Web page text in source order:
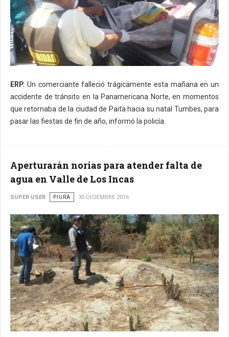
ERP. Un comerciante falleció trágicamente esta mañana en un
accidente de tránsito en la Panamericana Norte, en momentos
que retornaba de la ciudad de Paita hacia su natal Tumbes, para
pasar las fiestas de fin de año, informó la policía.
Aperturarán norias para atender falta de
agua en Valle de Los Incas
SUPER USER PIURA 30 DICIEMBRE 2016